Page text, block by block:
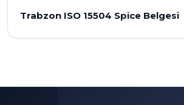
Trabzon ISO 15504 Spice Belgesi